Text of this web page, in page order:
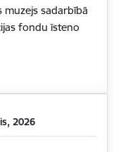
muzejs sadarbībā
fondu īsteno
2026